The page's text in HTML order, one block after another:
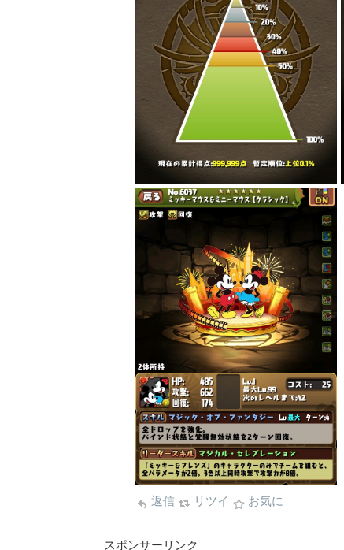
返信 リツイ お気に
スポンサーリンク